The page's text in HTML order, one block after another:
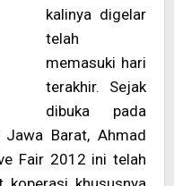
kalinya digelar
telah
memasuki hari
terakhir. Sejak
dibuka pada
Barat, Ahmad
Fair 2012 ini telah